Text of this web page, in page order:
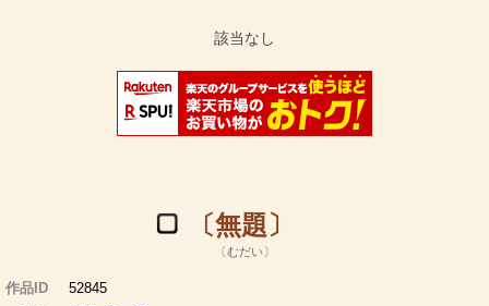
〔無題〕
〔むだい〕
作品ID
52845